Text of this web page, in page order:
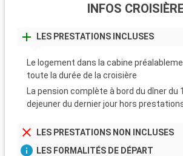
INFOS
LES PRESTATIONS INCLUSES
Le logement dans la cabine
toute la durée de la croisière
La pension complète à bord du dîner du
dejeuner du dernier jour hors
LES PRESTATIONS NON INCLUSES
LES FORMALITÉS DE DÉPART